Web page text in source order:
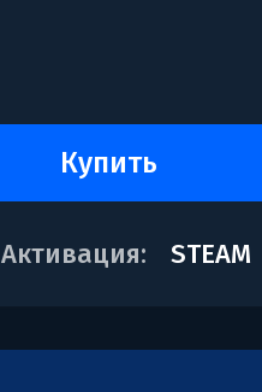
купить
Активация: STEAM